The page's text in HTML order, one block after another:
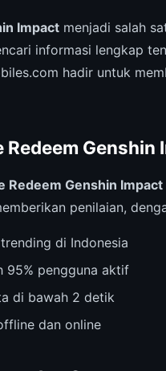
Impact menjadi salah
informasi lengkap
hadir untuk
Genshin
Redeem Genshin Impact
penilaian,
di Indonesia
95% pengguna aktif
di bawah 2 detik
dan online